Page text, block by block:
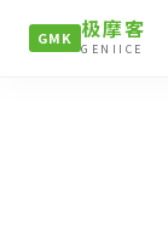
GMK 极摩客
GENIICE